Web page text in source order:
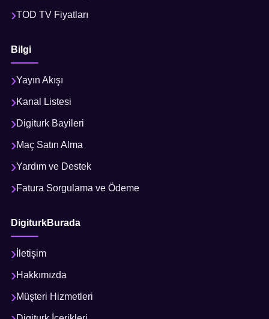
TOD TV Fiyatları
Bilgi
Yayın Akışı
Kanal Listesi
Digiturk Bayileri
Maç Satın Alma
Yardım ve Destek
Fatura Sorgulama ve Ödeme
DigiturkBurada
İletişim
Hakkımızda
Müşteri Hizmetleri